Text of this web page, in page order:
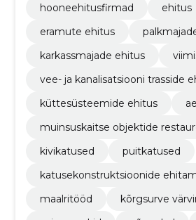
hooneehitusfirmad
ehitus
eramute ehitus
karkassmajade ehitus
vee- ja kanalisatsiooni trasside
küttesüsteemide ehitus
muinsuskaitse objektide
kivikatused
puitkatused
katusekonstruktsioonide
maalritööd
kõrgsurve